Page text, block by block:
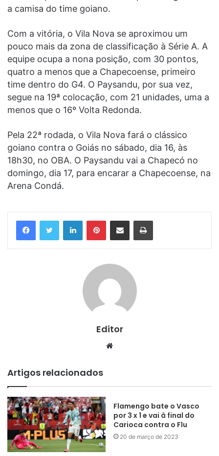
a camisa do time goiano.
Com a vitória, o Vila Nova se aproximou um
pouco mais da zona de classificação à Série A. A
equipe ocupa a nona posição, com 30 pontos,
quatro a menos que a Chapecoense, primeiro
time dentro do G4. O Paysandu, por sua vez,
segue na 19ª colocação, com 21 unidades, uma a
menos que o 16º Volta Redonda.
Pela 22ª rodada, o Vila Nova fará o clássico
goiano contra o Goiás no sábado, dia 16, às
18h30, no OBA. O Paysandu vai a Chapecó no
domingo, dia 17, para encarar a Chapecoense, na
Arena Condá.
LinkedinPinterestCompartilhar via e-mail Imprimir
Editor
Website
Artigos relacionados
Flamengo bate o Vasco
por 3 x 1 e vai à final do
Carioca contra o Flu
20 de março de 2023